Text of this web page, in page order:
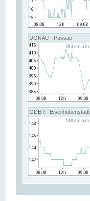
DONAU - Passau
ODER - Eisenhüttenstadt